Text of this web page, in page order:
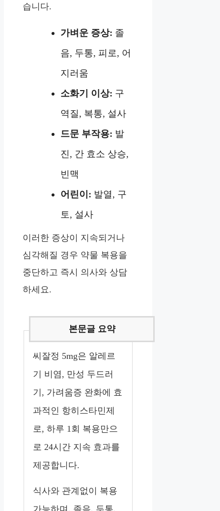
습니다.
가벼운 증상: 졸
음, 두통, 피로, 어
지러움
소화기 이상: 구
역질, 복통, 설사
드문 부작용: 발
진, 간 효소 상승,
빈맥
어린이: 발열, 구
토, 설사
이러한 증상이 지속되거나
심각해질 경우 약물 복용을
중단하고 즉시 의사와 상담
하세요.
씨잘정 5mg은 알레르
기 비염, 만성 두드러
기, 가려움증 완화에 효
과적인 항히스타민제
로, 하루 1회 복용만으
로 24시간 지속 효과를
제공합니다.
식사와 관계없이 복용
가능하며, 졸음, 두통,